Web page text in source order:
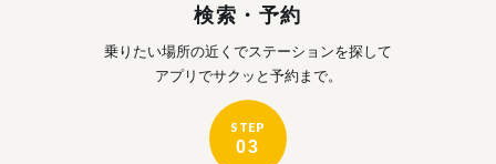
検索・予約
乗りたい場所の近くでステーションを探して
アプリでサクッと予約まで。
STEP
03